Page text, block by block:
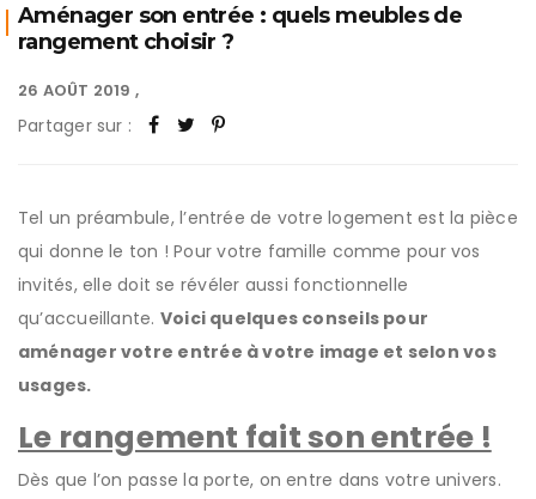
Aménager son entrée : quels meubles de
rangement choisir ?
26 AOÛT 2019
Partager sur :
Tel un préambule, l’entrée de votre logement est la pièce
qui donne le ton ! Pour votre famille comme pour vos
invités, elle doit se révéler aussi fonctionnelle
qu’accueillante. Voici quelques conseils pour
aménager votre entrée à votre image et selon vos
usages.
Le rangement fait son entrée !
Dès que l’on passe la porte, on entre dans votre univers.